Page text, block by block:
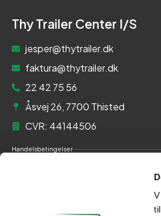
Thy Trailer Center I/S
jesper@thytrailer.dk
faktura@thytrailer.dk
22 42 75 56
Åsvej 26, 7700 Thisted
CVR: 44144506
Handelsbetingelser